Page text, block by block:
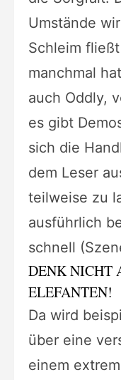
Umstände
Schleim
manchmal
auch Oddly,
es gibt
sich die
dem Leser
teilweise zu
ausführlich
schnell
DENK NICHT
ELEFANTEN!
Da wird
über eine
einem